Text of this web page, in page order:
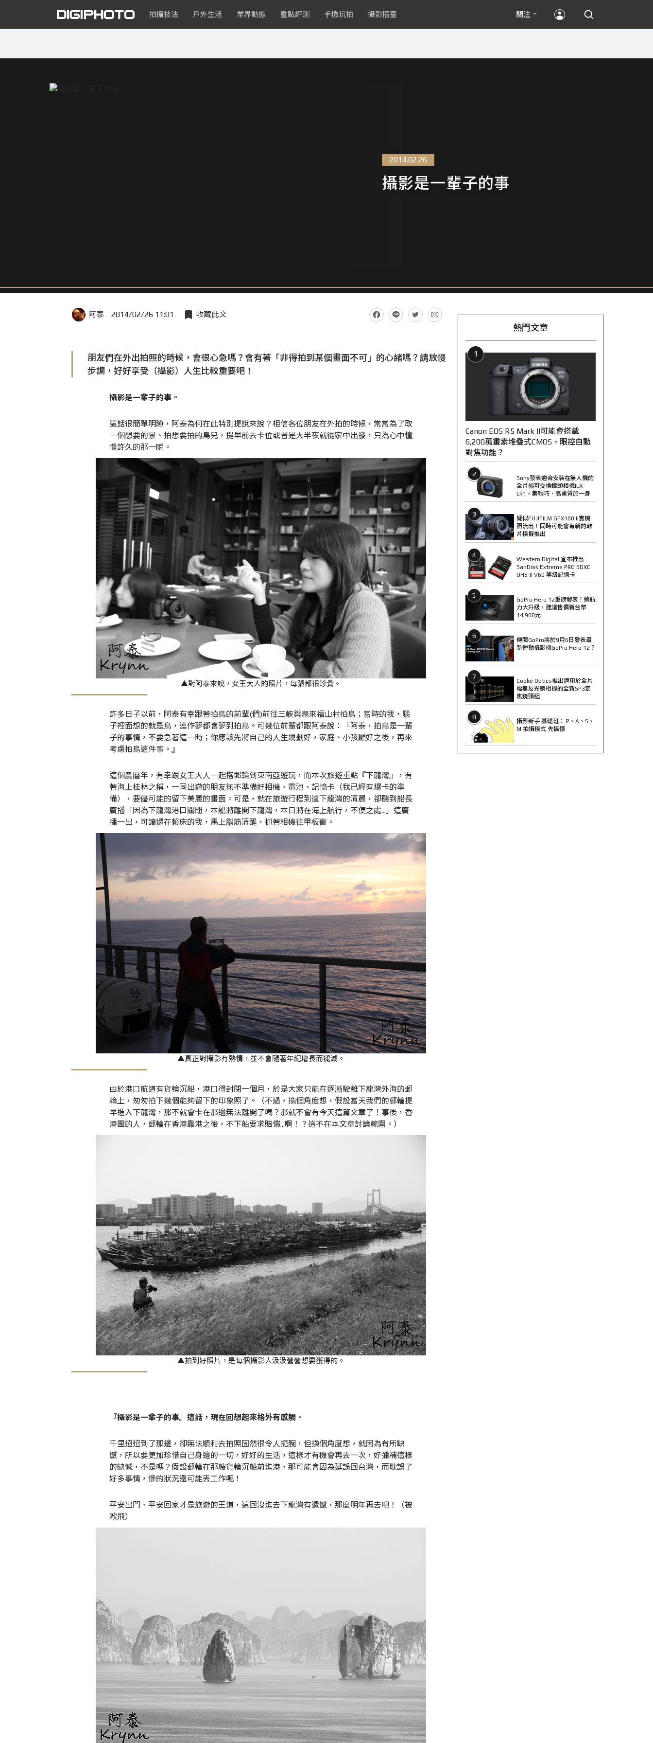
拍攝技法 戶外生活 業界動態 重點評測 手機玩拍 攝影擂臺 關注
2014.02.26
攝影是一輩子的事
阿泰 2014/02/26 11:01 收藏此文
朋友們在外出拍照的時候，會很心急嗎？會有著「非得拍到某個畫面不可」的心緒嗎？請放慢
步調，好好享受（攝影）人生比較重要吧！
攝影是一輩子的事。
這話很簡單明瞭，阿泰為何在此特別提說來說？相信各位朋友在外拍的時候，常常為了取
一個想要的景、拍想要拍的鳥兒，提早前去卡位或者是大半夜就從家中出發，只為心中憧
憬許久的那一瞬。
▲對阿泰來說，女王大人的照片，每張都很珍貴。
許多日子以前，阿泰有幸跟著拍鳥的前輩(們)前往三峽與烏來福山村拍鳥；當時的我，腦
子裡面想的就是鳥，連作夢都會夢到拍鳥。可幾位前輩都跟阿泰說：『阿泰，拍鳥是一輩
子的事情，不要急著這一時；你應該先將自己的人生規劃好，家庭、小孩顧好之後，再來
考慮拍鳥這件事。』
這個農曆年，有幸跟女王大人一起搭郵輪到東南亞遊玩，而本次旅遊重點『下龍灣』，有
著海上桂林之稱，一同出遊的朋友無不準備好相機、電池、記憶卡（我已經有爆卡的準
備），要儘可能的留下美麗的畫面。可是，就在旅遊行程到達下龍灣的清晨，卻聽到船長
廣播「因為下龍灣港口關閉，本船將離開下龍灣，本日將在海上航行，不便之處...」這廣
播一出，可讓還在賴床的我，馬上腦筋清醒，抓著相機往甲板衝。
▲真正對攝影有熱情，並不會隨著年紀增長而褪滅。
由於港口航道有貨輪沉船，港口得封閉一個月，於是大家只能在逐漸駛離下龍灣外海的郵
輪上，匆匆拍下幾個能夠留下的印象照了。（不過，換個角度想，假設當天我們的郵輪提
早進入下龍灣，那不就會卡在那邊無法離開了嗎？那就不會有今天這篇文章了！事後，香
港團的人，郵輪在香港靠港之後，不下船要求賠償...啊！？這不在本文章討論範圍。）
▲拍到好照片，是每個攝影人汲汲營營想要獲得的。
『攝影是一輩子的事』這話，現在回想起來格外有感觸。
千里迢迢到了那邊，卻無法順利去拍照固然很令人扼腕，但換個角度想，就因為有所缺
憾，所以要更加珍惜自己身邊的一切，好好的生活，這樣才有機會再去一次，好彌補這樣
的缺憾，不是嗎？假設郵輪在那艘貨輪沉船前進港，那可能會因為延誤回台灣，而耽誤了
好多事情，慘的狀況還可能丟工作呢！
平安出門、平安回家才是旅遊的王道，這回沒進去下龍灣有遺憾，那麼明年再去吧！（被
歐飛）
熱門文章
1
Canon EOS R5 Mark II可能會搭載
6,200萬畫素堆疊式CMOS + 眼控自動
對焦功能？
2
Sony發表適合安裝在無人機的
全片幅可交換鏡頭相機ILX-
LR1，集輕巧、高畫質於一身
3
疑似FUJIFILM GFX100 II實機
照流出！同時可能會有新的軟
片模擬推出
4
Western Digital 宣布推出
SanDisk Extreme PRO SDXC
UHS-II V60 等級記憶卡
5
GoPro Hero 12重磅發表！續航
力大升級，建議售價新台幣
14,900元
6
傳聞GoPro將於9月6日發表最
新運動攝影機GoPro Hero 12？
7
Cooke Optics推出適用於全片
幅無反光鏡相機的全新SP3定
焦鏡頭組
8
攝影新手 基礎班： P、A、S、
M 拍攝模式 先搞懂